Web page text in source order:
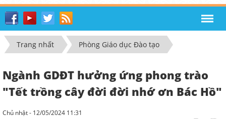
Trang nhất Phòng Giáo dục Đào tạo
Ngành GDĐT hưởng ứng phong trào
"Tết trồng cây đời đời nhớ ơn Bác Hồ"
Chủ nhật - 12/05/2024 11:31